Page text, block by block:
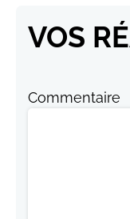
VOS
Commentaire